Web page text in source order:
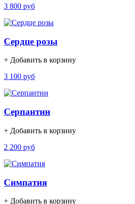
3 800 руб
Сердце розы
+ Добавить в корзину
3 100 руб
Серпантин
+ Добавить в корзину
2 200 руб
Симпатия
+ Добавить в корзину